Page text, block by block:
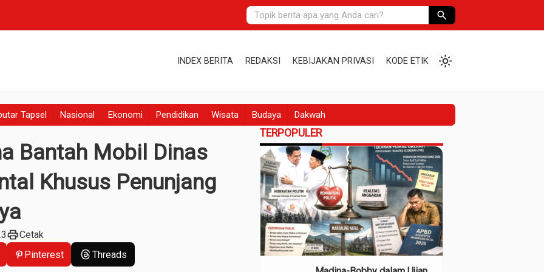
search
INDEX BERITA REDAKSI KEBIJAKAN PRIVASI KODE ETIK light_mode
Tapsel Nasional Ekonomi Pendidikan Wisata Budaya Dakwah
Bantah Mobil Dinas
Khusus Penunjang
printCetak
Pinterest Threads
TERPOPULER